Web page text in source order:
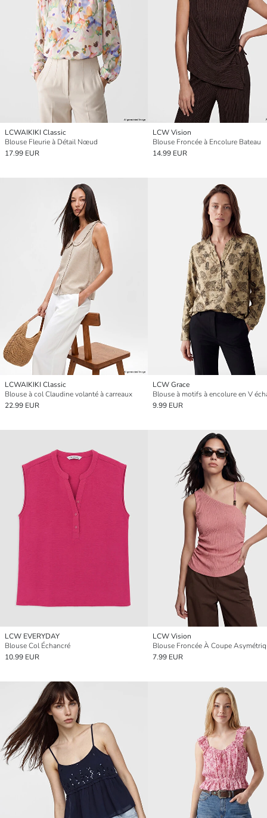
LCWAIKIKI Classic
Blouse Fleurie à Détail Nœud
17.99 EUR
LCW Vision
Blouse Froncée à Encolure Bateau
14.99 EUR
LCWAIKIKI Classic
Blouse à col Claudine volanté à carreaux
22.99 EUR
LCW Grace
Blouse à motifs à encolure en V
9.99 EUR
LCW EVERYDAY
Blouse Col Échancré
10.99 EUR
LCW Vision
Blouse Froncée À Coupe
7.99 EUR